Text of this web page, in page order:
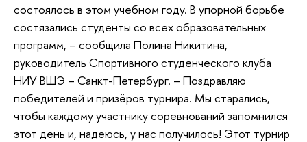
состоялось в этом учебном году. В упорной борьбе
состязались студенты со всех образовательных
программ, – сообщила Полина Никитина,
руководитель Спортивного студенческого клуба
НИУ ВШЭ – Санкт-Петербург. – Поздравляю
победителей и призёров турнира. Мы старались,
чтобы каждому участнику соревнований запомнился
этот день и, надеюсь, у нас получилось! Этот турнир